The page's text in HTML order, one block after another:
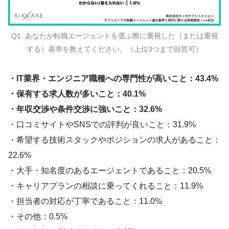
Q1. あなたが転職エージェントを選ぶ際に重視した（または重視
する）基準を教えてください。（上位3つまで回答可）
・IT業界・エンジニア職種への専門性が高いこと：43.4%
・保有する求人数が多いこと：40.1%
・年収交渉や条件交渉に強いこと：32.6%
・口コミサイトやSNSでの評判が良いこと：31.9%
・希望する技術スタックやポジションの求人があること：
22.6%
・大手・知名度のあるエージェントであること：20.5%
・キャリアプランの相談に乗ってくれること：11.9%
・担当者の対応が丁寧であること：11.0%
・その他：0.5%